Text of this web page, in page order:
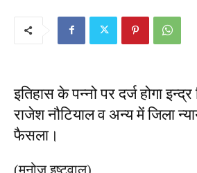
इतिहास के पन्नो पर दर्ज होगा
राजेश नौटियाल व अन्य में जिला
फैसला।
(मनोज इष्टवाल)